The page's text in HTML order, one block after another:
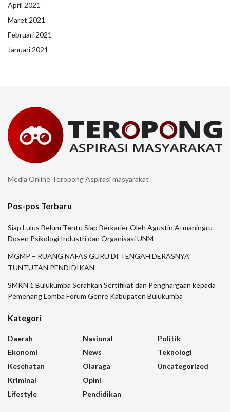
April 2021
Maret 2021
Februari 2021
Januari 2021
Media Online Teropong Aspirasi masyarakat
Pos-pos Terbaru
Siap Lulus Belum Tentu Siap Berkarier Oleh Agustin Atmaningru
Dosen Psikologi Industri dan Organisasi UNM
MGMP – RUANG NAFAS GURU DI TENGAH DERASNYA
TUNTUTAN PENDIDIKAN
SMKN 1 Bulukumba Serahkan Sertifikat dan Penghargaan kepada
Pemenang Lomba Forum Genre Kabupaten Bulukumba
Kategori
Daerah
Ekonomi
Kesehatan
Kriminal
Lifestyle
Nasional
News
Olaraga
Opini
Pendidikan
Politik
Teknologi
Uncategorized